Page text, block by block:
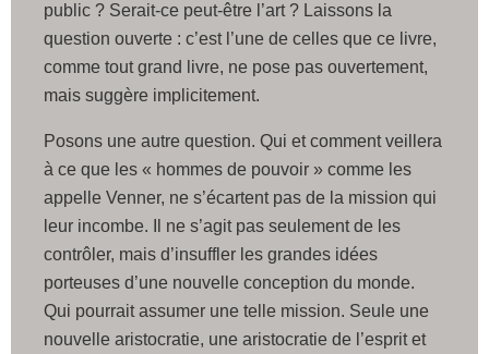
public ? Serait-ce peut-être l’art ? Laissons la
question ouverte : c’est l’une de celles que ce livre,
comme tout grand livre, ne pose pas ouvertement,
mais suggère implicitement.
Posons une autre question. Qui et comment veillera
à ce que les « hommes de pouvoir » comme les
appelle Venner, ne s’écartent pas de la mission qui
leur incombe. Il ne s’agit pas seulement de les
contrôler, mais d’insuffler les grandes idées
porteuses d’une nouvelle conception du monde.
Qui pourrait assumer une telle mission. Seule une
nouvelle aristocratie, une aristocratie de l’esprit et